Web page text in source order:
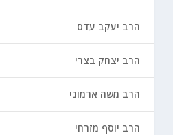
הרב יעקב עדס
הרב יצחק בצרי
הרב משה ארמוני
הרב יוסף מזרחי